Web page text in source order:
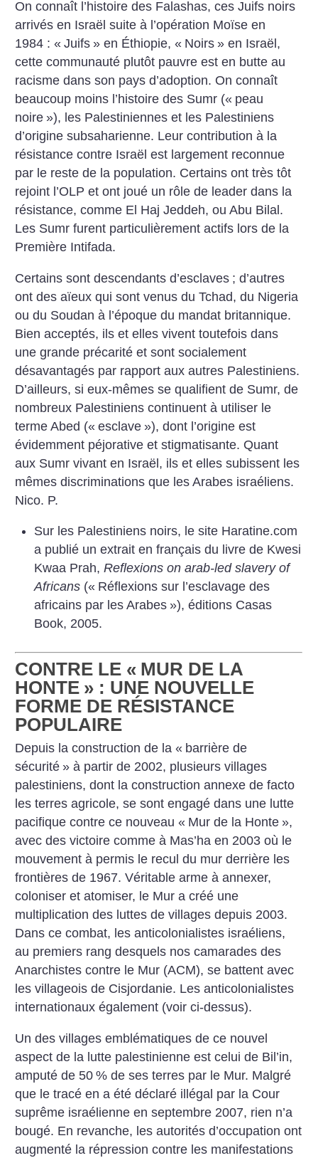
On connaît l’histoire des Falashas, ces Juifs noirs
arrivés en Israël suite à l’opération Moïse en
1984 : « Juifs » en Éthiopie, « Noirs » en Israël,
cette communauté plutôt pauvre est en butteau
racisme dans son pays d’adoption. On connaît
beaucoup moins l’histoire des Sumr (« peau
noire »), les Palestiniennes et les Palestiniens
d’origine subsaharienne. Leur contribution à la
résistance contre Israël est largement reconnue
par le reste de la population. Certains ont très tôt
rejoint l’OLP et ont joué un rôle de leader dans la
résistance, comme El Haj Jeddeh, ou Abu Bilal.
Les Sumr furent particulièrement actifs lors de la
Première Intifada.
Certains sont descendants d’esclaves ; d’autres
ont des aïeux qui sont venus du Tchad,du Nigeria
ou du Soudan à l’époque du mandat britannique.
Bien acceptés, ils et elles vivent toutefois dans
une grande précarité et sont socialement
désavantagés par rapport aux autres Palestiniens.
D’ailleurs, si eux-mêmes se qualifient de Sumr, de
nombreux Palestiniens continuent à utiliser le
terme Abed (« esclave »), dont l’origine est
évidemment péjorative et stigmatisante. Quant
aux Sumr vivant en Israël, ils et elles subissent les
mêmes discriminations que les Arabes israéliens.
Nico. P.
Sur les Palestiniens noirs, le site Haratine.com
a publié un extrait en français du livre de Kwesi
Kwaa Prah, Reflexions on arab-led slavery of
Africans(« Réflexions sur l’esclavage des
africains par les Arabes »), éditions Casas
Book, 2005.
CONTRE LE « MUR DE LA
HONTE » : UNE NOUVELLE
FORME DE RÉSISTANCE
POPULAIRE
Depuis la construction de la « barrière de
sécurité » à partir de 2002, plusieurs villages
palestiniens, dont la construction annexe de facto
les terres agricole, se sont engagé dans une lutte
pacifique contre ce nouveau « Mur de la Honte »,
avec des victoire comme à Mas’ha en 2003 où le
mouvement à permis le recul du mur derrière les
frontières de 1967. Véritable arme à annexer,
coloniser et atomiser, le Mur a créé une
multiplication des luttes de villages depuis 2003.
Dans ce combat, les anticolonialistes israéliens,
au premiers rang desquels nos camarades des
Anarchistes contre le Mur (ACM), se battent avec
les villageois de Cisjordanie. Les anticolonialistes
internationaux également (voir ci-dessus).
Un des villages emblématiques de ce nouvel
aspect de la lutte palestinienne est celui de Bil’in,
amputé de 50 % de ses terres par le Mur. Malgré
que le tracé en a été déclaré illégal par la Cour
suprême israélienne en septembre 2007, rien n’a
bougé. En revanche, les autorités d’occupation ont
augmenté la répression contre les manifestations